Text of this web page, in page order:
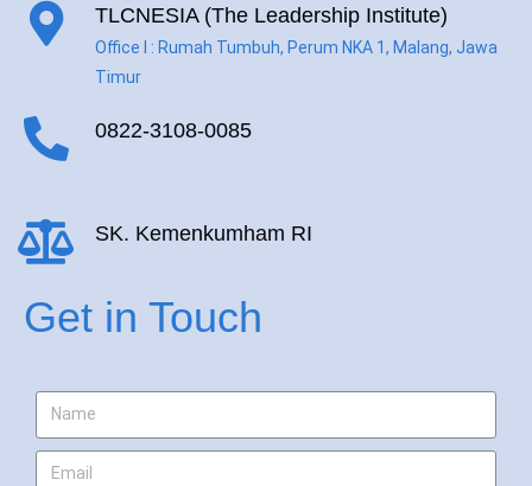
TLCNESIA (The Leadership Institute)
Office I : Rumah Tumbuh, Perum NKA 1, Malang, Jawa
Timur
0822-3108-0085
SK. Kemenkumham RI
Get in Touch